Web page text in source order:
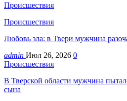
Происшествия
Происшествия
Любовь зла: в Твери мужчина
admin Июл 26, 2026 0
Происшествия
В Тверской области мужчина
сына